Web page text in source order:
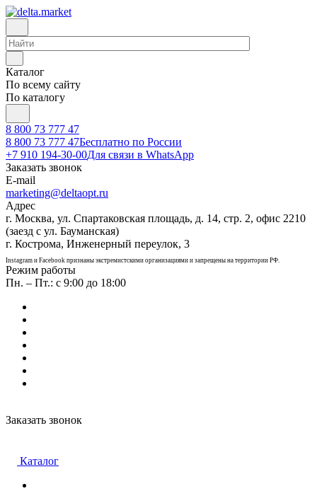
Каталог
По всему сайту
По каталогу
8 800 73 777 47
8 800 73 777 47Бесплатно по России
+7 910 194-30-00Для связи в WhatsApp
Заказать звонок
E-mail
marketing@deltaopt.ru
Адрес
г. Москва, ул. Спартаковская площадь, д. 14, стр. 2, офис 2210
(заезд с ул. Бауманская)
г. Кострома, Инженерный переулок, 3
Instagram и Facebook признаны экстремистскими организациями и запрещены на территории РФ.
Режим работы
Пн. – Пт.: с 9:00 до 18:00
Заказать звонок
Каталог